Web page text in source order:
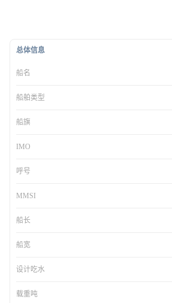
总体信息
船名
船舶类型
船旗
IMO
呼号
MMSI
船长
船宽
设计吃水
载重吨